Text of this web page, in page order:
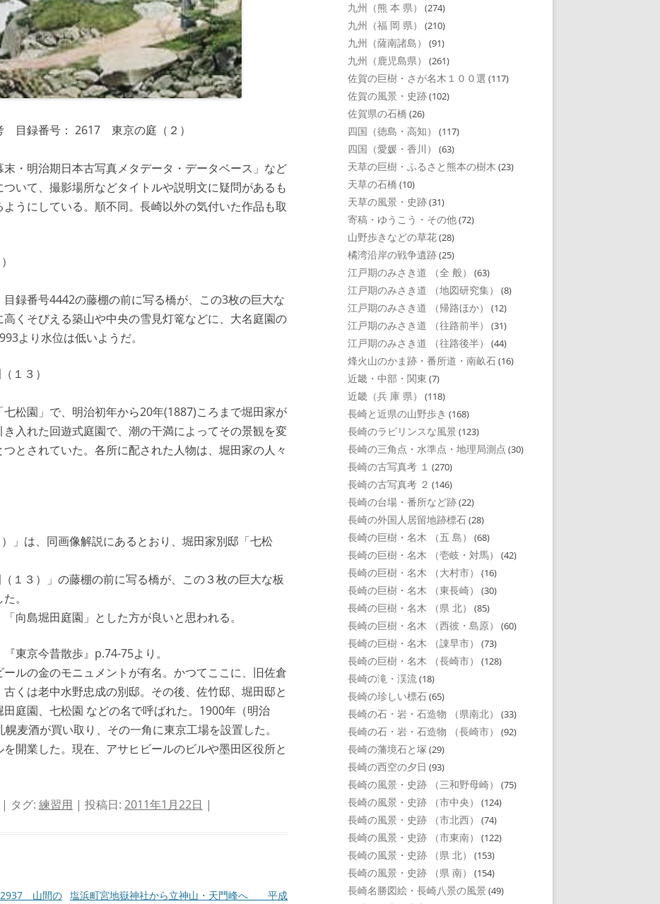
目録番号： 2617 東京の庭（２）
・明治期日本古写真メタデータ・データベース」など
いて、撮影場所などタイトルや説明文に疑問があるも
うにしている。順不同。長崎以外の気付いた作品も取
録番号4442の藤棚の前に写る橋が、この3枚の巨大な
くそびえる築山や中央の雪見灯篭などに、大名庭園の
より水位は低いようだ。
１３）
松園」で、明治初年から20年(1887)ころまで堀田家が
入れた回遊式庭園で、潮の干満によってその景観を変
とされていた。各所に配された人物は、堀田家の人々
」は、同画像解説にあるとおり、堀田家別邸「七松
１３）」の藤棚の前に写る橋が、この３枚の巨大な板
。
向島堀田庭園」とした方が良いと思われる。
今昔散歩』p.74-75より。
ルの金のモニュメントが有名。かつてここに、旧佐倉
くは老中水野忠成の別邸。その後、佐竹邸、堀田邸と
庭園、七松園 などの名で呼ばれた。1900年（明治
麦酒が買い取り、その一角に東京工場を設置した。
開業した。現在、アサヒビールのビルや墨田区役所と
| タグ: 練習用 | 投稿日: 2011年1月22日 |
山間の 塩浜町宮地嶽神社から立神山・天門峰へ 平成
九州（熊 本 県） (274)
九州（福 岡 県） (210)
九州（薩南諸島） (91)
九州（鹿児島県） (261)
佐賀の巨樹・さが名木１００選 (117)
佐賀の風景・史跡(102)
佐賀県の石橋 (26)
四国（徳島・高知） (117)
四国（愛媛・香川） (63)
天草の巨樹・ふるさと熊本の樹木 (23)
天草の石橋 (10)
天草の風景・史跡(31)
寄稿・ゆうこう・その他(72)
山野歩きなどの草花(28)
橘湾沿岸の戦争遺跡(25)
江戸期のみさき道 （全 般） (63)
江戸期のみさき道 （地図研究集） (8)
江戸期のみさき道 （帰路ほか） (12)
江戸期のみさき道 （往路前半） (31)
江戸期のみさき道 （往路後半） (44)
烽火山のかま跡・番所道・南畝石(16)
近畿・中部・関東 (7)
近畿（兵 庫 県） (118)
長崎と近県の山野歩き (168)
長崎のラビリンスな風景 (123)
長崎の三角点・水準点・地理局測点 (30)
長崎の古写真考 １ (270)
長崎の古写真考 ２ (146)
長崎の台場・番所など跡(22)
長崎の外国人居留地跡標石(28)
長崎の巨樹・名木 （五 島） (68)
長崎の巨樹・名木 （壱岐・対馬） (42)
長崎の巨樹・名木 （大村市） (16)
長崎の巨樹・名木 （東長崎） (30)
長崎の巨樹・名木 （県 北） (85)
長崎の巨樹・名木 （西彼・島原） (60)
長崎の巨樹・名木 （諌早市） (73)
長崎の巨樹・名木 （長崎市） (128)
長崎の滝・渓流(18)
長崎の珍しい標石(65)
長崎の石・岩・石造物 （県南北） (33)
長崎の石・岩・石造物 （長崎市） (92)
長崎の藩境石と塚 (29)
長崎の西空の夕日 (93)
長崎の風景・史跡 （三和野母崎） (75)
長崎の風景・史跡 （市中央） (124)
長崎の風景・史跡 （市北西） (74)
長崎の風景・史跡 （市東南） (122)
長崎の風景・史跡 （県 北） (153)
長崎の風景・史跡 （県 南） (154)
長崎名勝図絵・長崎八景の風景 (49)